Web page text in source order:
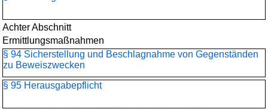
Achter Abschnitt
Ermittlungsmaßnahmen
§ 94 Sicherstellung und Beschlagnahme von Gegenständen
zu Beweiszwecken
§ 95 Herausgabepflicht